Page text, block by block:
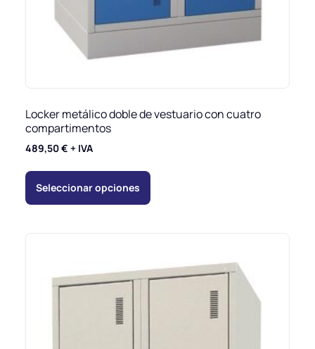
Locker metálico doble de vestuario con cuatro
compartimentos
489,50€ + IVA
Seleccionar opciones